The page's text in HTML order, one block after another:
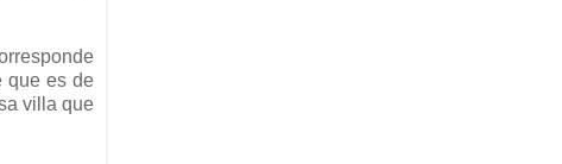
que es de
villa que